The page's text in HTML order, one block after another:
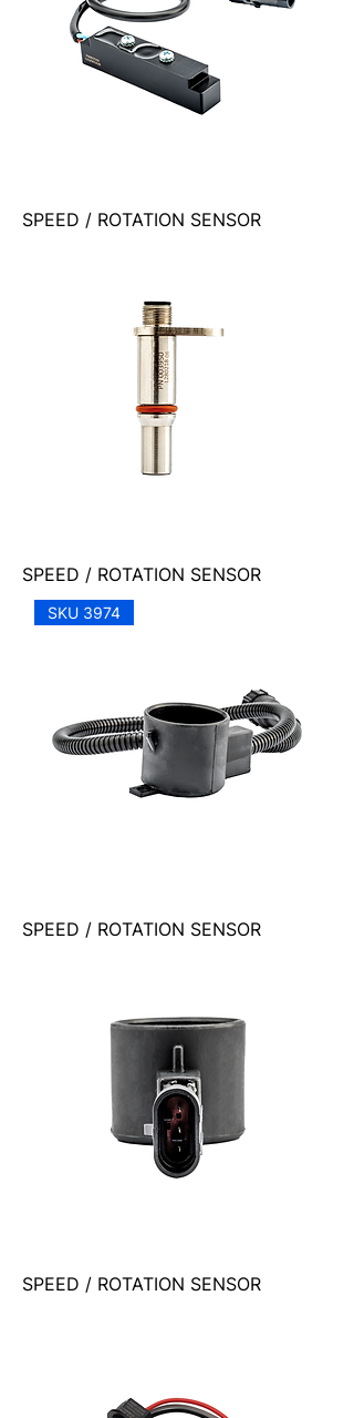
SPEED / ROTATION SENSOR
SPEED / ROTATION SENSOR
SKU 3974
SPEED / ROTATION SENSOR
SPEED / ROTATION SENSOR